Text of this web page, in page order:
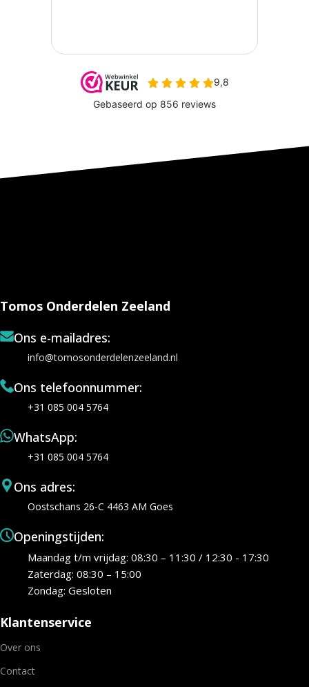
Tomos Onderdelen Zeeland
Ons e-mailadres:
info@tomosonderdelenzeeland.nl
Ons telefoonnummer:
+31 085 004 5764
WhatsApp:
+31 085 004 5764
Ons adres:
Oostschans 26-C 4463 AM Goes
Openingstijden:
Maandag t/m vrijdag: 08:30 – 11:30 / 12:30 - 17:30
Zaterdag: 08:30 – 15:00
Zondag: Gesloten
Klantenservice
Over ons
Contact